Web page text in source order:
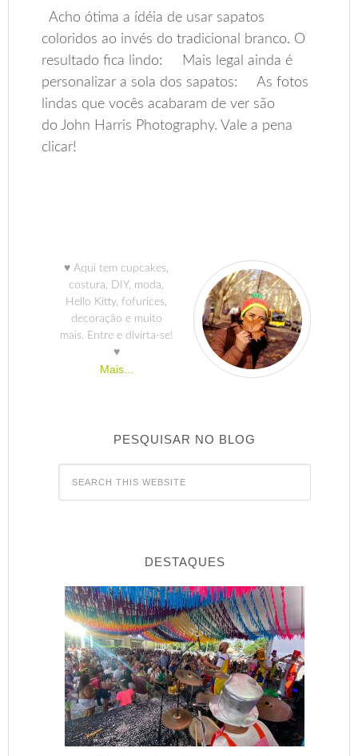
Acho ótima a ídéia de usar sapatos
coloridos ao invés do tradicional branco. O
resultado fica lindo: Mais legal ainda é
personalizar a sola dos sapatos: As fotos
lindas que vocês acabaram de ver são
do John Harris Photography. Vale a pena
clicar!
♥ Aqui tem cupcakes,
costura, DIY, moda,
Hello Kitty, fofurices,
decoração e muito
mais. Entre e divirta-se!
♥
Mais...
PESQUISAR NO BLOG
DESTAQUES